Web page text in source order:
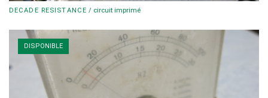
DECADE RESISTANCE / circuit imprimé
DISPONIBLE